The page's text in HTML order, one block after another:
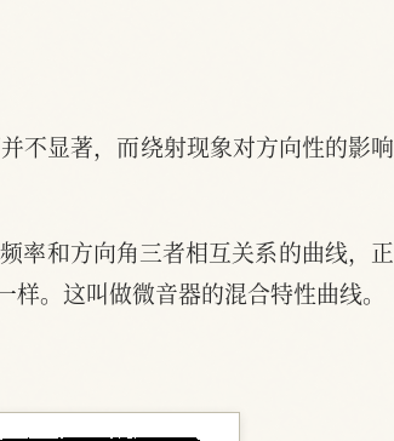
不显著，而绕射现象对方向性的影响
率和方向角三者相互关系的曲线，正
。这叫做微音器的混合特性曲线。